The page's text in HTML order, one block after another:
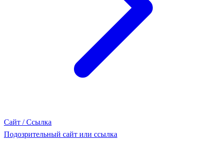
Сайт / Ссылка
Подозрительный сайт или ссылка